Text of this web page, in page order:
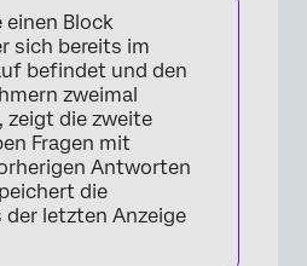
einen Block
sich bereits im
befindet und den
zweimal
zeigt die zweite
Fragen mit
Antworten
die
letzten Anzeige